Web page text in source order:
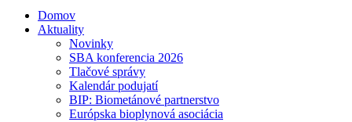
Domov
Aktuality
Novinky
SBA konferencia 2026
Tlačové správy
Kalendár podujatí
BIP: Biometánové partnerstvo
Európska bioplynová asociácia